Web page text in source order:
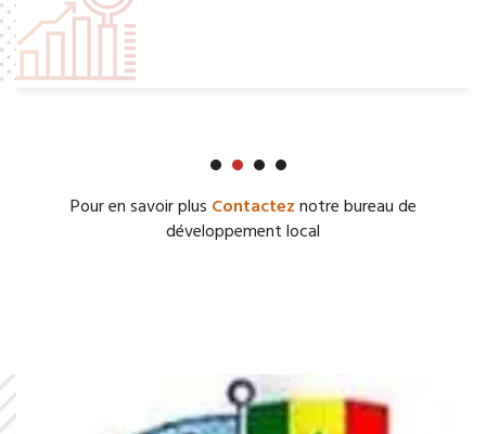
Pour en savoir plus Contacteznotre bureau de
développement local